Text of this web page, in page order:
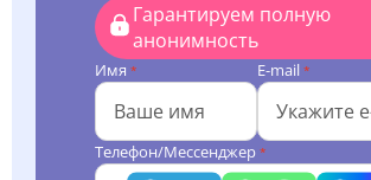
Гарантируем полную
анонимность
Имя * E-mail *
Телефон/Мессенджер *